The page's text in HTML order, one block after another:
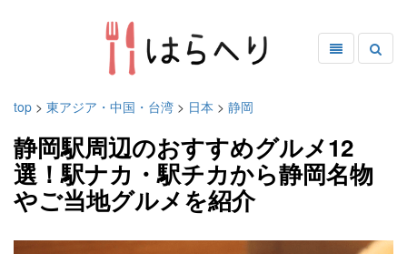
top > 東アジア・中国・台湾 > 日本 > 静岡
静岡駅周辺のおすすめグルメ12
選！駅ナカ・駅チカから静岡名物
やご当地グルメを紹介